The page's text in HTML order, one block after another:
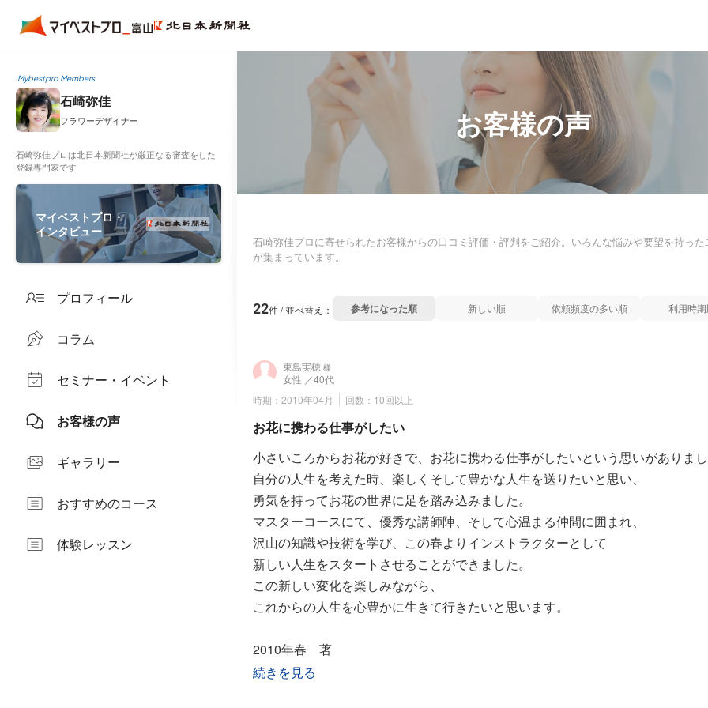
Mybestpro Members
石崎弥佳
フラワーデザイナー
石崎弥佳プロは北日本新聞社が厳正なる審査をした
登録専門家です
マイベストプロ・
インタビュー
プロフィール
コラム
セミナー・イベント
お客様の声
ギャラリー
おすすめのコース
体験レッスン
お客様の声
石崎弥佳プロに寄せられたお客様からの口コミ評価・評判をご紹介。いろんな悩みや要望を持っ
が集まっています。
22件 / 並べ替え： 参考になった順 新しい順 依頼頻度の多い順 利用時
東島実穂 様
女性 ／40代
時期：2010年04月
回数：10回以上
お花に携わる仕事がしたい
小さいころからお花が好きで、お花に携わる仕事がしたいという思いがありま
自分の人生を考えた時、楽しくそして豊かな人生を送りたいと思い、
勇気を持ってお花の世界に足を踏み込みました。
マスターコースにて、優秀な講師陣、そして心温まる仲間に囲まれ、
沢山の知識や技術を学び、この春よりインストラクターとして
新しい人生をスタートさせることができました。
この新しい変化を楽しみながら、
これからの人生を心豊かに生きて行きたいと思います。
2010年春 著
現在もインストラクターとして活躍中
続きを見る